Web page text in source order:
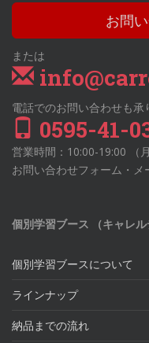
お問
または
電話でのお問い合わせも承
0595-41-
営業時間：10:00-19:00 （
お問い合わせフォーム・
個別学習ブース （キャレル
個別学習ブースについて
ラインナップ
納品までの流れ